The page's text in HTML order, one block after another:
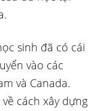
sinh đã có cái
vào các
và Canada.
cách xây dựng